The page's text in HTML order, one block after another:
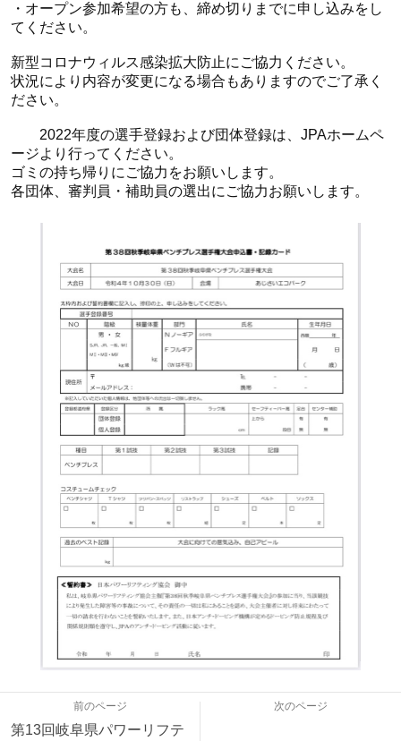
・オープン参加希望の方も、締め切りまでに申し込みをし
てください。
新型コロナウィルス感染拡大防止にご協力ください。
状況により内容が変更になる場合もありますのでご了承く
ださい。
2022年度の選手登録および団体登録は、JPAホームペ
ージより行ってください。
ゴミの持ち帰りにご協力をお願いします。
各団体、審判員・補助員の選出にご協力お願いします。
前のページ
第13回岐阜県パワーリフテ
次のページ